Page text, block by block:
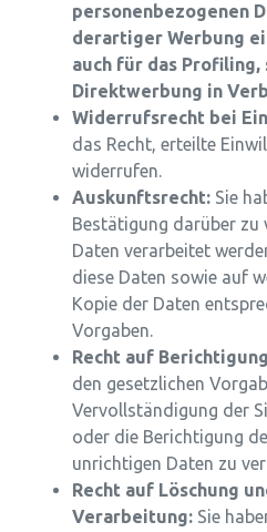
personenbezogenen
derartiger Werbung
auch für das
Direktwerbung in
Widerrufsrecht bei
das Recht, erteilte
widerrufen.
Auskunftsrecht: Sie
Bestätigung darüber zu
Daten verarbeitet
diese Daten sowie auf
Kopie der Daten
Vorgaben.
Recht auf
den gesetzlichen
Vervollständigung der
oder die Berichtigung
unrichtigen Daten zu
Recht auf Löschung
Verarbeitung: Sie